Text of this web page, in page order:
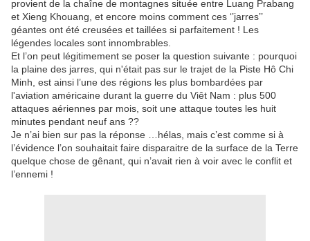
provient de la chaîne de montagnes située entre Luang Prabang
et Xieng Khouang, et encore moins comment ces ‘’jarres’’
géantes ont été creusées et taillées si parfaitement ! Les
légendes locales sont innombrables.
Et l’on peut légitimement se poser la question suivante : pourquoi
la plaine des jarres, qui n'était pas sur le trajet de la Piste Hô Chi
Minh, est ainsi l’une des régions les plus bombardées par
l'aviation américaine durant la guerre du Viêt Nam : plus 500
attaques aériennes par mois, soit une attaque toutes les huit
minutes pendant neuf ans ??
Je n’ai bien sur pas la réponse …hélas, mais c’est comme si à
l’évidence l’on souhaitait faire disparaitre de la surface de la Terre
quelque chose de gênant, qui n’avait rien à voir avec le conflit et
l’ennemi !